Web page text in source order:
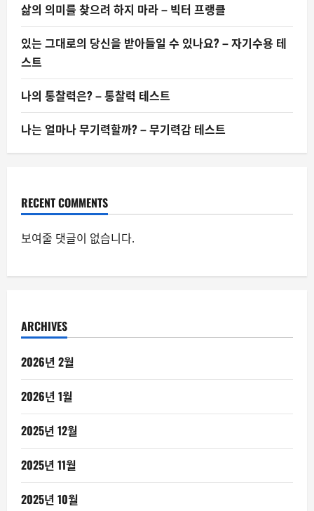
삶의 의미를 찾으려 하지 마라 – 빅터 프랭클
있는 그대로의 당신을 받아들일 수 있나요? – 자기수용 테
스트
나의 통찰력은? – 통찰력 테스트
나는 얼마나 무기력할까? – 무기력감 테스트
RECENT COMMENTS
보여줄 댓글이 없습니다.
ARCHIVES
2026년 2월
2026년 1월
2025년 12월
2025년 11월
2025년 10월